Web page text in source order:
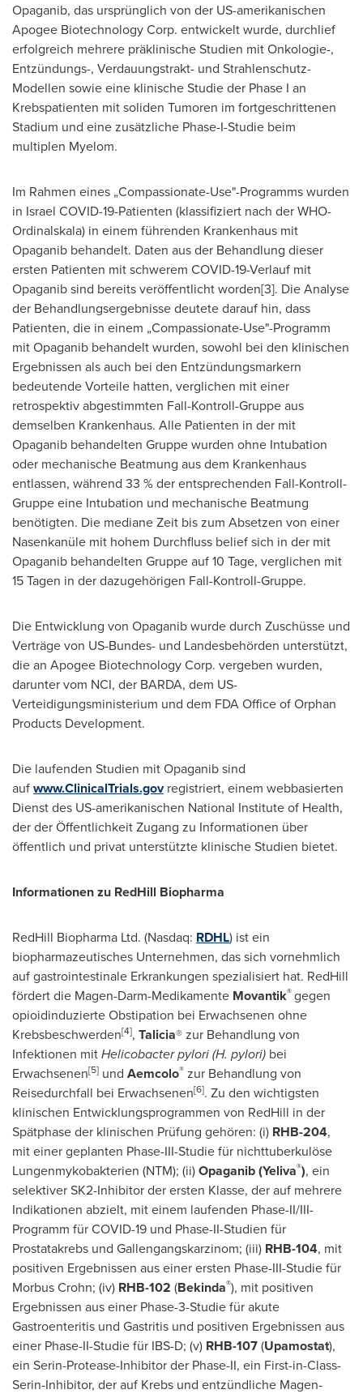
Opaganib, das ursprünglich von der US-amerikanischen
Apogee Biotechnology Corp. entwickelt wurde, durchlief
erfolgreich mehrere präklinische Studien mit Onkologie-,
Entzündungs-, Verdauungstrakt- und Strahlenschutz-
Modellen sowie eine klinische Studie der Phase I an
Krebspatienten mit soliden Tumoren im fortgeschrittenen
Stadium und eine zusätzliche Phase-I-Studie beim
multiplen Myelom.
Im Rahmen eines „Compassionate-Use"-Programms wurden
in Israel COVID-19-Patienten (klassifiziert nach der WHO-
Ordinalskala) in einem führenden Krankenhaus mit
Opaganib behandelt. Daten aus der Behandlung dieser
ersten Patienten mit schwerem COVID-19-Verlauf mit
Opaganib sind bereits veröffentlicht worden[3]. Die Analyse
der Behandlungsergebnisse deutete darauf hin, dass
Patienten, die in einem „Compassionate-Use"-Programm
mit Opaganib behandelt wurden, sowohl bei den klinischen
Ergebnissen als auch bei den Entzündungsmarkern
bedeutende Vorteile hatten, verglichen mit einer
retrospektiv abgestimmten Fall-Kontroll-Gruppe aus
demselben Krankenhaus. Alle Patienten in der mit
Opaganib behandelten Gruppe wurden ohne Intubation
oder mechanische Beatmung aus dem Krankenhaus
entlassen, während 33 % der entsprechenden Fall-Kontroll-
Gruppe eine Intubation und mechanische Beatmung
benötigten. Die mediane Zeit bis zum Absetzen von einer
Nasenkanüle mit hohem Durchfluss belief sich in der mit
Opaganib behandelten Gruppe auf 10 Tage, verglichen mit
15 Tagen in der dazugehörigen Fall-Kontroll-Gruppe.
Die Entwicklung von Opaganib wurde durch Zuschüsse und
Verträge von US-Bundes- und Landesbehörden unterstützt,
die an Apogee Biotechnology Corp. vergeben wurden,
darunter vom NCI, der BARDA, dem US-
Verteidigungsministerium und dem FDA Office of Orphan
Products Development.
Die laufenden Studien mit Opaganib sind
aufwww.ClinicalTrials.govregistriert, einem webbasierten
Dienst des US-amerikanischen National Institute of Health,
der der Öffentlichkeit Zugang zu Informationen über
öffentlich und privat unterstützte klinische Studien bietet.
Informationen zu RedHill Biopharma
RedHill Biopharma Ltd. (Nasdaq: RDHL) ist ein
biopharmazeutisches Unternehmen, das sich vornehmlich
auf gastrointestinale Erkrankungen spezialisiert hat. RedHill
fördert die Magen-Darm-Medikamente Movantik®gegen
opioidinduzierte Obstipation bei Erwachsenen ohne
Krebsbeschwerden[4], Talicia® zur Behandlung von
Infektionen mitHelicobacter pylori (H. pylori) bei
Erwachsenen[5] und Aemcolo® zur Behandlung von
Reisedurchfall bei Erwachsenen[6]. Zu den wichtigsten
klinischen Entwicklungsprogrammen von RedHill in der
Spätphase der klinischen Prüfung gehören: (i) RHB-204,
mit einer geplanten Phase-III-Studie für nichttuberkulöse
Lungenmykobakterien (NTM); (ii)Opaganib (Yeliva®), ein
selektiver SK2-Inhibitor der ersten Klasse, der auf mehrere
Indikationen abzielt, mit einem laufenden Phase-II/III-
Programm für COVID-19 und Phase-II-Studien für
Prostatakrebs und Gallengangskarzinom; (iii) RHB-104, mit
positiven Ergebnissen aus einer ersten Phase-III-Studie für
Morbus Crohn; (iv) RHB-102 (Bekinda®), mit positiven
Ergebnissen aus einer Phase-3-Studie für akute
Gastroenteritis und Gastritis und positiven Ergebnissen aus
einer Phase-II-Studie für IBS-D; (v) RHB-107(Upamostat),
ein Serin-Protease-Inhibitor der Phase-II, ein First-in-Class-
Serin-Inhibitor, der auf Krebs und entzündliche Magen-